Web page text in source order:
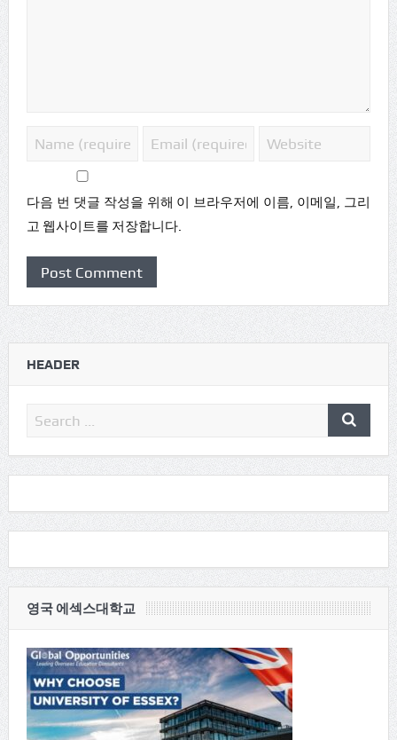
다음 번 댓글 작성을 위해 이 브라우저에 이름, 이메일, 그리
고 웹사이트를 저장합니다.
HEADER
영국 에섹스대학교